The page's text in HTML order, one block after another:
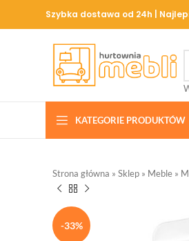
Szybka dostawa od 24h |
KATEGORIE PRODUKTÓW
Strona główna » Sklep » Meble »
-33%